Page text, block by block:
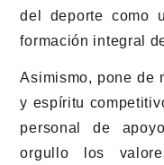
del deporte como
formación integral
Asimismo, pone de
y espíritu
personal de
orgullo los